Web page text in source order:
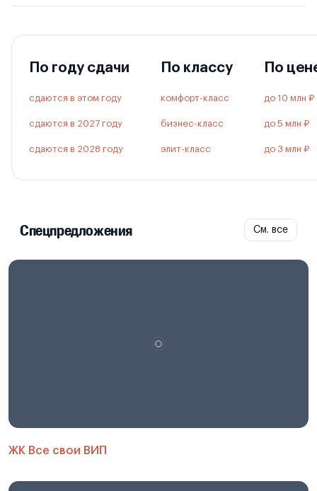
По году сдачи
сдаются в этом году
сдаются в 2027 году
сдаются в 2028 году
По классу
комфорт-класс
бизнес-класс
элит-класс
По
до 10 млн ₽
до 5 млн ₽
до 3 млн ₽
Спецпредложения См. все
ЖК Все свои ВИП